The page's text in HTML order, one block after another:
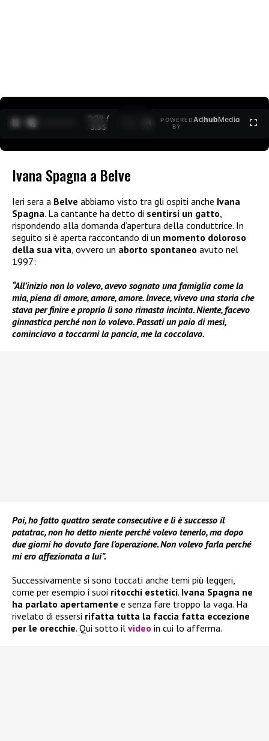
0:30 /
3:35
POWERED
BY
AdhubMedia
Ivana Spagna a Belve
Ieri sera a Belve abbiamo visto tra gli ospiti anche Ivana
Spagna. La cantante ha detto di sentirsi un gatto,
rispondendo alla domanda d’apertura della conduttrice. In
seguito si è aperta raccontando di un momento doloroso
della sua vita, ovvero un aborto spontaneo avuto nel
1997:
“All’inizio non lo volevo, avevo sognato una famiglia come la
mia, piena di amore, amore, amore. Invece, vivevo una storia che
stava per finire e proprio lì sono rimasta incinta. Niente, facevo
ginnastica perché non lo volevo. Passati un paio di mesi,
cominciavo a toccarmi la pancia, me la coccolavo.
Poi, ho fatto quattro serate consecutive e lì è successo il
patatrac, non ho detto niente perché volevo tenerlo, ma dopo
due giorni ho dovuto fare l’operazione. Non volevo farla perché
mi ero affezionata a lui”.
Successivamente si sono toccati anche temi più leggeri,
come per esempio i suoi ritocchi estetici. Ivana Spagna ne
ha parlato apertamente e senza fare troppo la vaga. Ha
rivelato di essersi rifatta tutta la faccia fatta eccezione
per le orecchie. Qui sotto il video in cui lo afferma.